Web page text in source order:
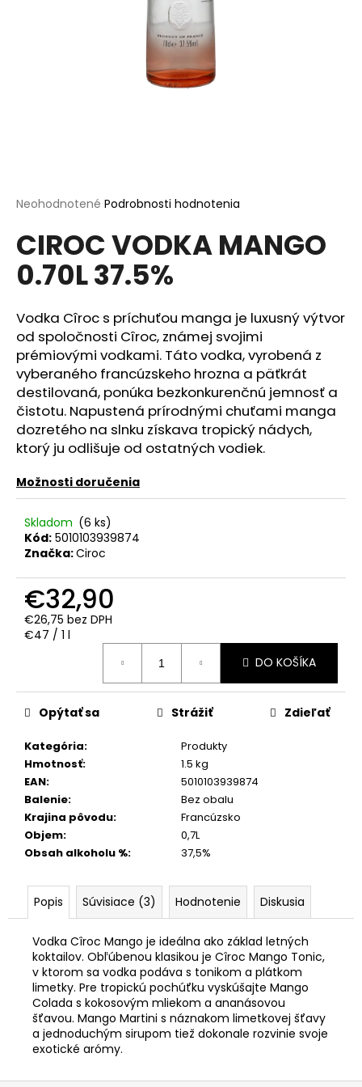
Priemerné
produktu
je
0,0
z
hviezdičiek.
Neohodnotené Podrobnosti hodnotenia
CIROC VODKA MANGO
0.70L 37.5%
Vodka Cîroc s príchuťou manga je luxusný výtvor
od spoločnosti Cîroc, známej svojimi
prémiovými vodkami. Táto vodka, vyrobená z
vyberaného francúzskeho hrozna a päťkrát
destilovaná, ponúka bezkonkurenčnú jemnosť a
čistotu. Napustená prírodnými chuťami manga
dozretého na slnku získava tropický nádych,
ktorý ju odlišuje od ostatných vodiek.
Možnosti doručenia
Skladom (6 ks)
Kód: 5010103939874
Značka:Ciroc
€32,90
€26,75 bez DPH
Jednotková
€47 / 1 l
DO KOŠÍKA
Kategória:
Produkty
Hmotnosť:
1.5 kg
EAN:
5010103939874
Balenie:
Bez obalu
Krajina pôvodu:
Francúzsko
Objem:
0,7L
Obsah alkoholu %: 37,5%
Opýtať sa Strážiť Zdieľať
Popis Súvisiace (3) Hodnotenie Diskusia
Vodka Cîroc Mango je ideálna ako základ letných
koktailov. Obľúbenou klasikou je Cîroc Mango Tonic,
v ktorom sa vodka podáva s tonikom a plátkom
limetky. Pre tropickú pochúťku vyskúšajte Mango
Colada s kokosovým mliekom a ananásovou
šťavou. Mango Martini s náznakom limetkovej šťavy
a jednoduchým sirupom tiež dokonale rozvinie svoje
exotické arómy.
O
d
o
r
ú
č
a
m
e
SILENI
SAUVIGNON
0.75L
12.5%
€11,90